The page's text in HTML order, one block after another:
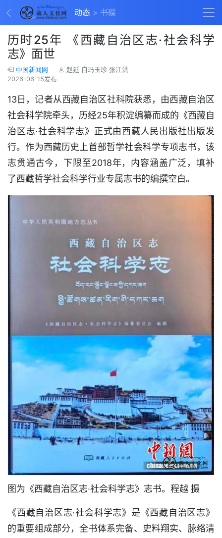
动态 书碟
历时25年 《西藏自治区志·社会科学
志》面世
中国新闻网
赵延 白玛玉珍 张江洪
2026-06-15发布
13日，记者从西藏自治区社科院获悉，由西藏自治区
社会科学院牵头，历经25年积淀编纂而成的《西藏自
治区志·社会科学志》正式由西藏人民出版社出版发
行。作为西藏历史上首部哲学社会科学专项志书，该
志贯通古今，下限至2018年，内容涵盖广泛，填补
了西藏哲学社会科学行业专属志书的编撰空白。
图为《西藏自治区志·社会科学志》志书。程越 摄
《西藏自治区志·社会科学志》是《西藏自治区志》
的重要组成部分，全书体系完备、史料翔实、脉络清